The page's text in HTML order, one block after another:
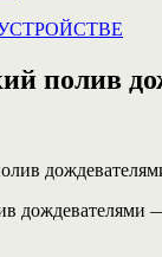
полив
дождевателями